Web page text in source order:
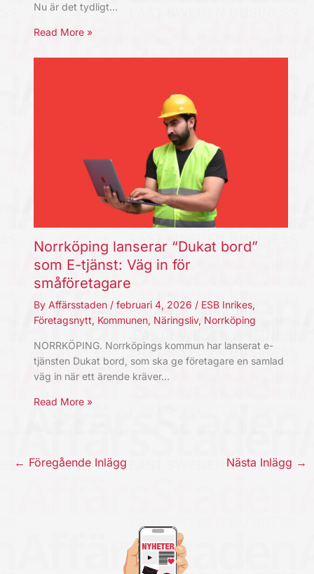
Nu är det tydligt…
Read More »
Norrköping lanserar “Dukat bord”
som E-tjänst: Väg in för
småföretagare
By Affärsstaden / februari 4, 2026 / ESB Inrikes,
Företagsnytt, Kommunen, Näringsliv, Norrköping
NORRKÖPING. Norrköpings kommun har lanserat e-
tjänsten Dukat bord, som ska ge företagare en samlad
väg in när ett ärende kräver…
Read More »
← Föregående Inlägg Nästa Inlägg →